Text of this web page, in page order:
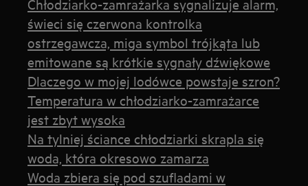
Chłodziarko-zamrażarka sygnalizuje alarm,
świeci się czerwona kontrolka
ostrzegawcza, miga symbol trójkąta lub
emitowane są krótkie sygnały dźwiękowe
Dlaczego w mojej lodówce powstaje szron?
Temperatura w chłodziarko-zamrażarce
jest zbyt wysoka
Na tylniej ściance chłodziarki skrapla się
woda, która okresowo zamarza
Woda zbiera się pod szufladami w